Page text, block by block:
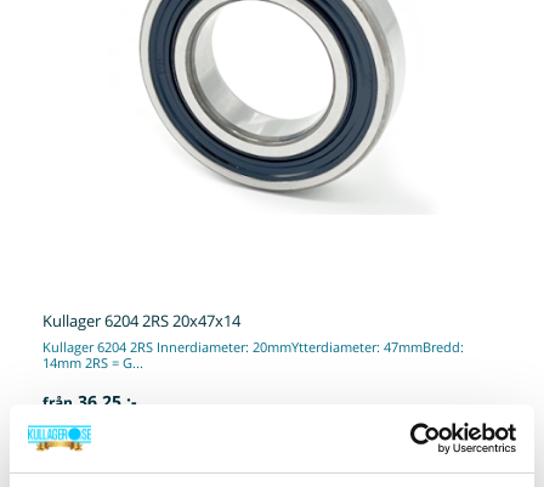
Kullager 6204 2RS 20x47x14
Kullager 6204 2RS Innerdiameter: 20mmYtterdiameter: 47mmBredd:
14mm 2RS = G...
från 36,25 :-